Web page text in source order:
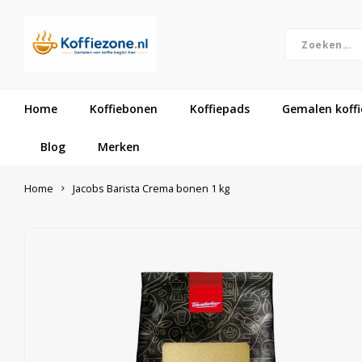
Home Koffiebonen Koffiepads Gemalen
Blog Merken
Home Jacobs Barista Crema bonen 1 kg